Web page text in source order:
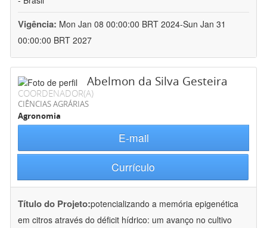
Vigência: Mon Jan 08 00:00:00 BRT 2024-Sun Jan 31
00:00:00 BRT 2027
Abelmon da Silva Gesteira
COORDENADOR(A)
CIÊNCIAS AGRÁRIAS
Agronomia
E-mail
Currículo
Título do Projeto:potencializando a memória epigenética
em citros através do déficit hídrico: um avanço no cultivo